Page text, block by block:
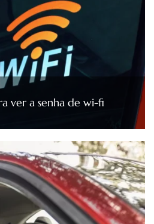
ver a senha de wi-fi